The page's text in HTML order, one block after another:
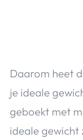
Daarom heet
je ideale
geboekt met
ideale gewicht